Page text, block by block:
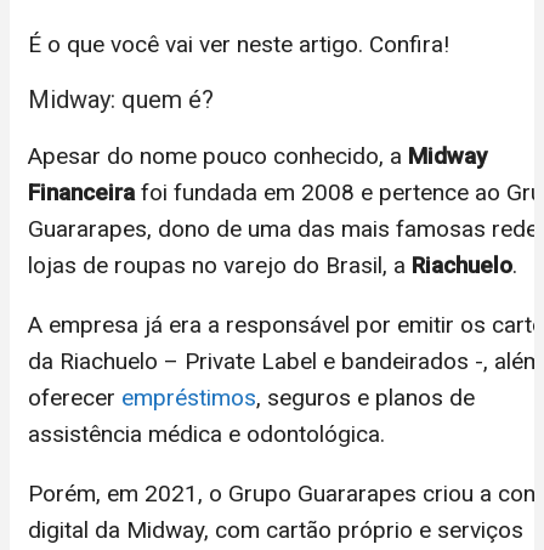
É o que você vai ver neste artigo. Confira!
Midway: quem é?
Apesar do nome pouco conhecido, a Midway
Financeirafoi fundada em 2008 e pertence ao
Guararapes, dono de uma das mais famosas
lojas de roupas no varejo do Brasil, a Riachuelo.
A empresa já era a responsável por emitir os
da Riachuelo – Private Label e bandeirados -,
oferecer empréstimos, seguros e planos de
assistência médica e odontológica.
Porém, em 2021, o Grupo Guararapes criou a
digital da Midway, com cartão próprio e serviços